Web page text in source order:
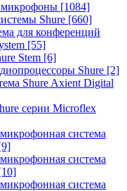
[1084]
Shure [660]
для конференций
[55]
Stem [6]
Shure [2]
Shure Axient Digital
серии Microflex
система
система
система